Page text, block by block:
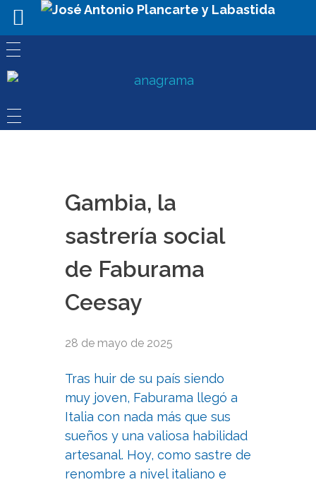
Gambia, la
sastrería social
de Faburama
Ceesay
28 de mayo de 2025
Tras huir de su país siendo
muy joven, Faburama llegó a
Italia con nada más que sus
sueños y una valiosa habilidad
artesanal. Hoy, como sastre de
renombre a nivel italiano e